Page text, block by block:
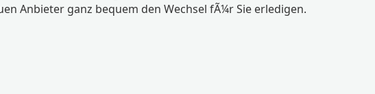
Anbieter ganz bequem den Wechsel fÃ¼r Sie erledigen.